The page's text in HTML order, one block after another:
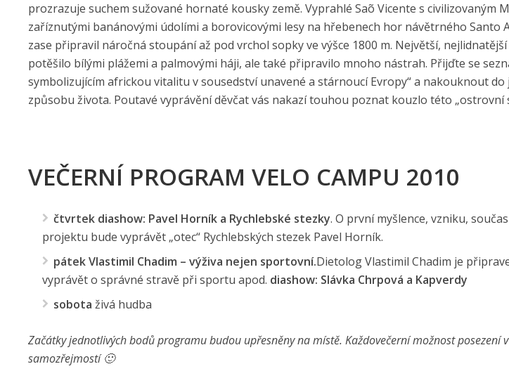
prozrazuje suchem sužované hornaté kousky země. Vyprahlé Saõ Vicente s civilizovaným
zaříznutými banánovými údolími a borovicovými lesy na hřebenech hor návětrného Santo
zase připravil náročná stoupání až pod vrchol sopky ve výšce 1800 m. Největší,
potěšilo bílými plážemi a palmovými háji, ale také připravilo mnoho nástrah. Přijďte se
symbolizujícím africkou vitalitu v sousedství unavené a stárnoucí Evropy“ a nakouknout do
způsobu života. Poutavé vyprávění děvčat vás nakazí touhou poznat kouzlo této „ostrovní
VEČERNÍ PROGRAM VELO CAMPU 2010
čtvrtek diashow: Pavel Horník a Rychlebské stezky. O první myšlence, vzniku,
projektu bude vyprávět „otec“ Rychlebských stezek Pavel Horník.
pátekVlastimil Chadim – výživa nejen sportovní.Dietolog Vlastimil Chadim je
vyprávět o správné stravě při sportu apod. diashow: Slávka Chrpová a Kapverdy
sobota živá hudba
Začátky jednotlivých bodů programu budou upřesněny na místě. Každovečerní možnost posezení
samozřejmostí 🙂